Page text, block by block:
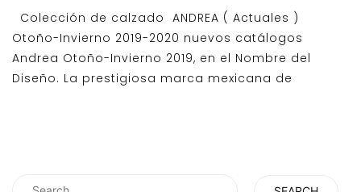
Colección de calzado ANDREA ( Actuales )
Otoño-Invierno 2019-2020 nuevos catálogos
Andrea Otoño-Invierno 2019, en el Nombre del
Diseño. La prestigiosa marca mexicana de
Search